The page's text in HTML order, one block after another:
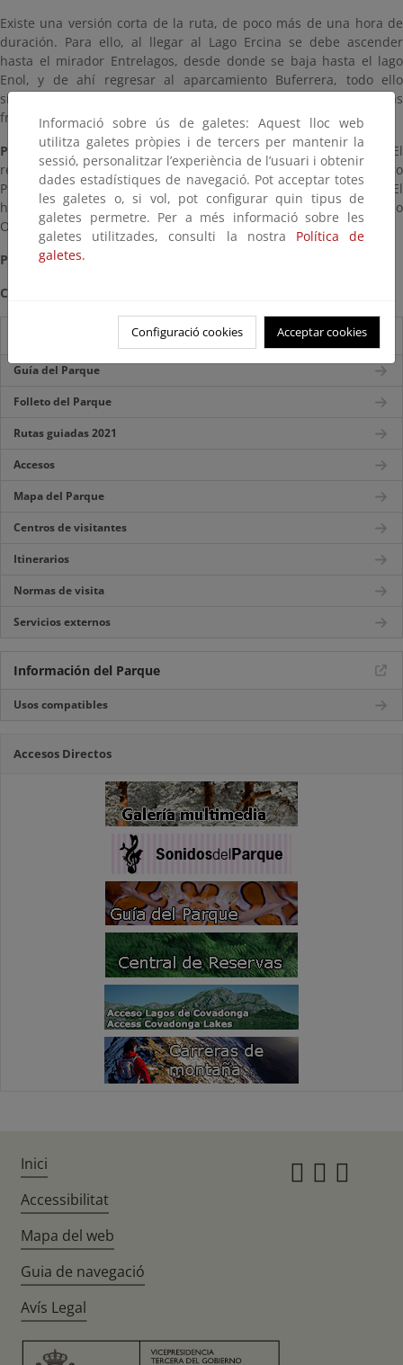
Existe una versión corta de la ruta, de poco más de una hora de
duración. Para ello, al llegar al Lago Ercina se debe ascender
hasta el mirador Entrelagos, desde donde se baja hasta el lago
Enol, y de ahí regresar al aparcamiento Buferrera, todo ello
siguiendo un cómodo sendero empedrado. Esta opción es la más
frecuentada por los visitantes.
Preste atención a(Interesting places): Formaciones lacustres / El
recorrido interior por las minas / El Centro de Visitantes Pedro
Pidal y sus exposiciones / Maqueta de los Picos de Europa / El
hayedo de Palomberu / Vistas de las cumbres del Macizo
Occidental.
Precauciones:
Caution notes:
Guía del Parque
Folleto del Parque
Rutas guiadas 2021
Accesos
Mapa del Parque
Centros de visitantes
Itinerarios
Normas de visita
Servicios externos
Información del Parque
Usos compatibles
Accesos Directos
Informació sobre ús de galetes: Aquest lloc web
utilitza galetes pròpies i de tercers per mantenir la
sessió, personalitzar l’experiència de l’usuari i obtenir
dades estadístiques de navegació. Pot acceptar totes
les galetes o, si vol, pot configurar quin tipus de
galetes permetre. Per a més informació sobre les
galetes utilitzades, consulti la nostra Política de
galetes.
Configuració cookies Acceptar cookies
Inici
Accessibilitat
Mapa del web
Guia de navegació
Avís Legal